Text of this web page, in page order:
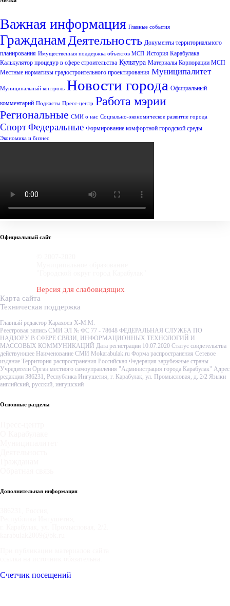
Важная информация Главные события
Гражданам Деятельность Документы территориального
планирования Имущественная поддержка объектов МСП История Карабулака
Калькулятор процедур в сфере строительства Культура Материалы Корпорации МСП
Местные нормативы градостроительного проектирования Муниципалитет
Муниципальный контроль Новости города Официальный
комментарий Подкасты Пресс-центр Работа мэрии
Региональные СМИ о нас Социально-экономическое развитие города
СпортФедеральные Формирование комфортной городской среды
Экономика и бизнес
Официальный сайт
Версия для слабовидящих
Карта сайта
Техническая поддержка
Главный редактор Карахоев Х-М.М.
Реестровая запись СМИ ЭЛ № ФС 77 - 78648 ФЕДЕРАЛЬНАЯ СЛУЖБА ПО
НАДЗОРУ В СФЕРЕ СВЯЗИ, ИНФОРМАЦИОННЫХ ТЕХНОЛОГИЙ И
МАССОВЫХ КОММУНИКАЦИЙ Дата регистрации 10.07.2020 Статус свидетельства
действующее Наименование СМИ Mokarabulak.ru Форма распространения Сетевое
издание Территория распространения Российская Федерация зарубежные страны
Учредители Орган местного самоуправления "Администрация города Карабулак" Адрес
редакции 386231, Республика Ингушетия, г. Карабулак, ул. Промысловая, д. 2/2 Языки
английский, русский, ингушский
Основные разделы
Дополнительная информация
Счетчик посещений